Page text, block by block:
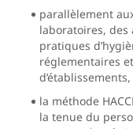
parallèlement
laboratoires,
pratiques
réglementaires
d’établissements,
la méthode
la tenue du